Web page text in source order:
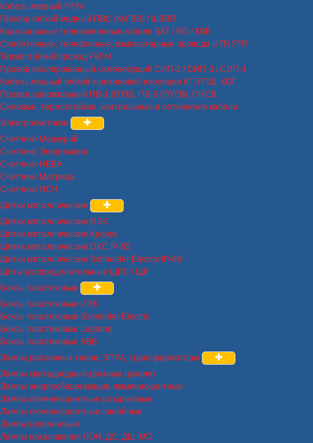
Кабель медный NYM
Провод гибкий медный ПВС (КуГВВ) / ШВВП
Коаксиальные телевизионные кабели SAT / RG / КВК
Слаботочные, телефонные, компьютерные провода UTP, FTP
Термостойкий провод РКГМ
Провод изолированный самонесущий СИП-2 / СИП-3 / СИП-4
Кабель медный гибкий в резиновой изоляции КГ, РПШ, КОГ
Провод одножильный ПВ-1 (ПУВ), ПВ-3 (ПУГВ), ПНСВ
Силовые, термостойкие, контрольные и оптические кабели
Электросчетчики
Счетчики Меркурий
Счетчики Энергомера
Счетчики НЕВА
Счетчики Матрица
Счетчики ПСЧ
Щитки металлические
Щитки металлические ИЭК
Щитки металлические Кронус
Щитки металлические DKC IP-65
Щитки металлические Schneider Electric IP-66
Щиты распределительные ЩРС / ЩР
Боксы пластиковые
Боксы пластиковые ИЭК
Боксы пластиковые Schneider Electric
Боксы пластиковые Legrand
Боксы пластиковые ABB
Лампы различных типов, ЭПРА, трансформаторы
Лампы светодиодные (разные цоколи)
Лампы энергосберегающие люминисцентные
Лампы люминисцентные штырьковые
Лампы люминисцентные линейные
Лампы галогеновые
Лампы накаливания ЛОН, ДС, ДШ, МО